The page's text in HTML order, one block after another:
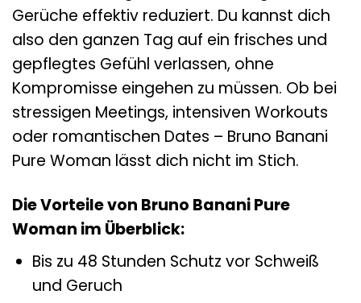
Gerüche effektiv reduziert. Du kannst dich
also den ganzen Tag auf ein frisches und
gepflegtes Gefühl verlassen, ohne
Kompromisse eingehen zu müssen. Ob bei
stressigen Meetings, intensiven Workouts
oder romantischen Dates – Bruno Banani
Pure Woman lässt dich nicht im Stich.
Die Vorteile von Bruno Banani Pure
Woman im Überblick:
Bis zu 48 Stunden Schutz vor Schweiß
und Geruch